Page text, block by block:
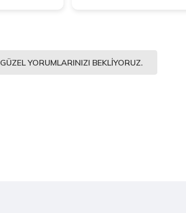
GÜZEL YORUMLARINIZI BEKLIYORUZ.